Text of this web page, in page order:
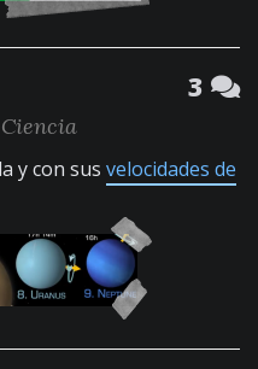
3
Ciencia
y con sus velocidades de